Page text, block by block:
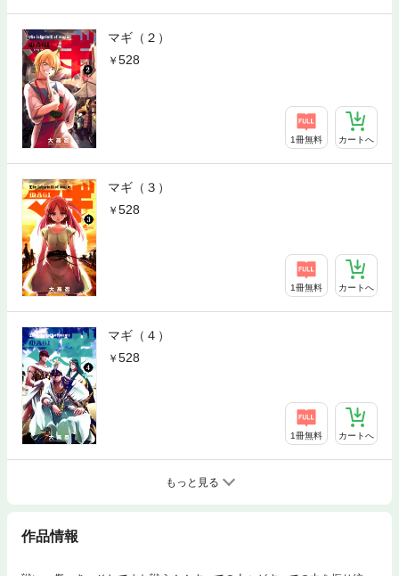
マギ（２）
528
1冊無料 カートへ
マギ（３）
528
1冊無料 カートへ
マギ（４）
528
1冊無料 カートへ
もっと見る
作品情報